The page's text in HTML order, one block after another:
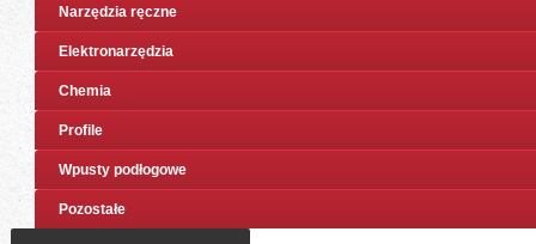
Narzędzia ręczne
Elektronarzędzia
Chemia
Profile
Wpusty podłogowe
Pozostałe